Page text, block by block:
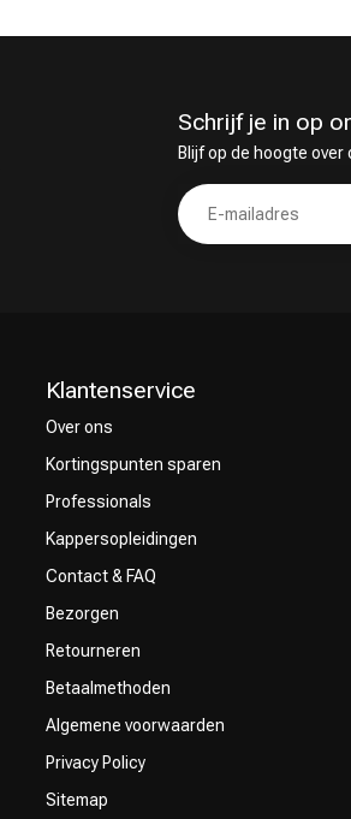
Kappers
Schrijf je in op
Blijf op de hoogte
Klantenservice
Over ons
Kortingspunten sparen
Professionals
Kappersopleidingen
Contact & FAQ
Bezorgen
Retourneren
Betaalmethoden
Algemene voorwaarden
Privacy Policy
Sitemap